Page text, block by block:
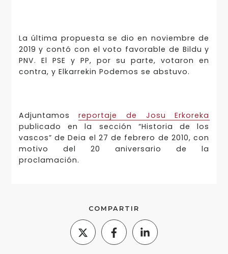
La última propuesta se dio en noviembre de
2019 y contó con el voto favorable de Bildu y
PNV. El PSE y PP, por su parte, votaron en
contra, y Elkarrekin Podemos se abstuvo.
Adjuntamosreportaje de Josu Erkoreka
publicado en la sección “Historia de los
vascos” de Deia el 27 de febrero de 2010, con
motivo del 20 aniversario de la
proclamación.
COMPARTIR